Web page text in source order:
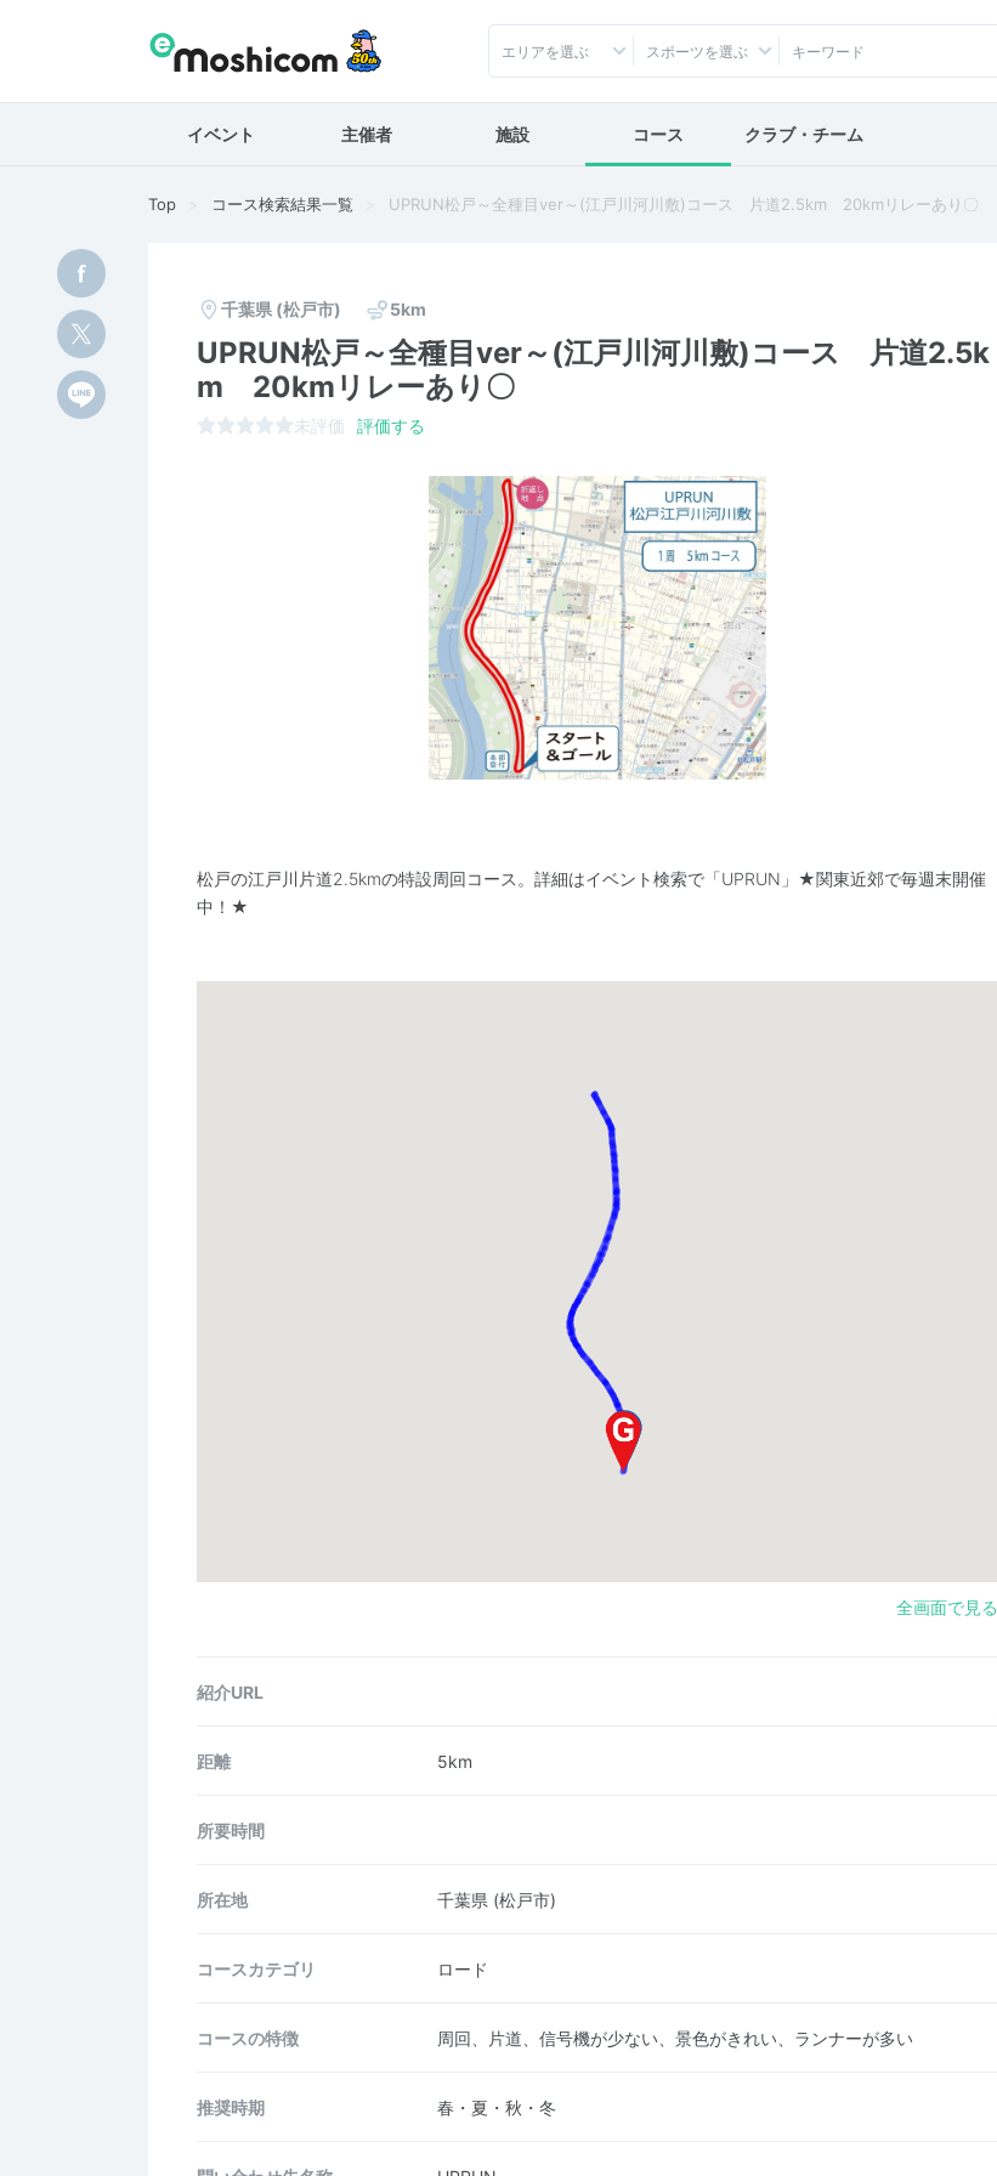
エリアを選ぶ スポーツを選ぶ
イベント 主催者 施設 コース クラブ・チーム
Top コース検索結果一覧 UPRUN松戸～全種目ver～(江戸川河川敷)コース 片道2.5km 20kmリレーあり〇
千葉県 (松戸市) 5km
UPRUN松戸～全種目ver～(江戸川河川敷)コース 片道2.5k
m 20kmリレーあり〇
未評価 評価する
松戸の江戸川片道2.5kmの特設周回コース。詳細はイベント検索で「UPRUN」★関東近郊で毎週末開催
中！★
全画面で見る
紹介URL
距離 5km
所要時間
所在地 千葉県 (松戸市)
コース カテゴリ ロード
コースの特徴 周回、片道、信号機が少ない、景色がきれい、ランナーが多い
推奨時期 春・夏・秋・冬